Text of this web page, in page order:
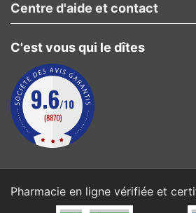
C'est vous qui le dîtes
Centre d'aide et contact
Pharmacie en ligne vérifiée et